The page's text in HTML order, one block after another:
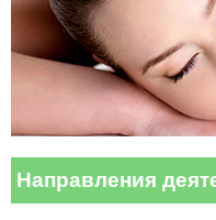
Направления